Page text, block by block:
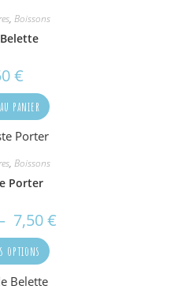
, Boissons
€
panier
, Boissons
Porter
7,50€
options produit